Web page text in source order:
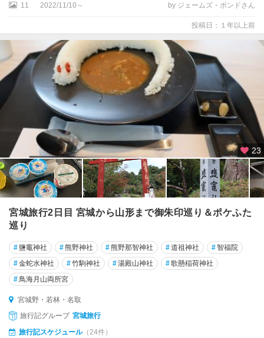
11 2022/11/10～ by ジェームズ・ボンドさん
投稿日：１年以上前
23
宮城旅行2日目 宮城から山形まで御朱印巡り＆ポケふた
巡り
# 鹽竈神社 #熊野神社 #熊野那智神社 #道祖神社 #智福院
#金蛇水神社 #竹駒神社 #湯殿山神社 #歌懸稲荷神社
# 鳥海月山両所宮
宮城野・若林・名取
旅行記グループ 宮城旅行
旅行記スケジュール（24件）